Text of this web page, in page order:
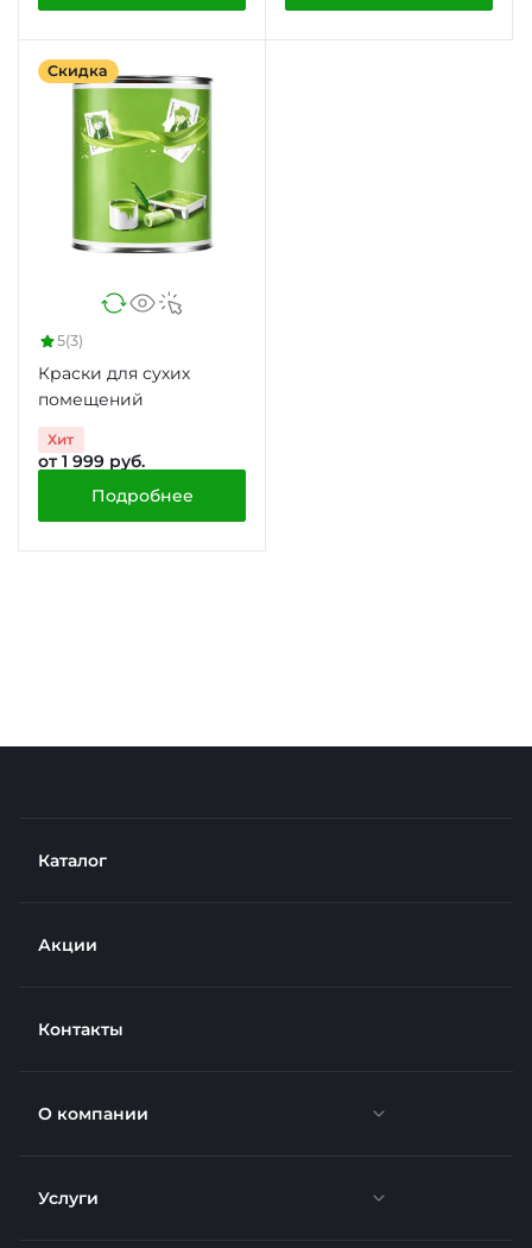
Скидка
5(3)
Краски для сухих
помещений
Хит
от 1 999 руб.
Подробнее
Каталог
Акции
Контакты
О компании
Новости
Услуги